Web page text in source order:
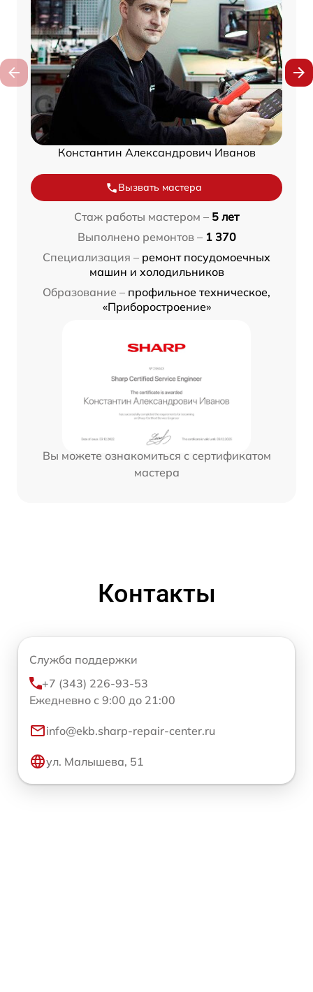
Константин Александрович Иванов
Вызвать мастера
Стаж работы мастером – 5 лет
Выполнено ремонтов – 1 370
Специализация – ремонт посудомоечных
машин и холодильников
Образование – профильное техническое,
«Приборостроение»
Вы можете ознакомиться с сертификатом
мастера
Контакты
Служба поддержки
+7 (343) 226-93-53
Ежедневно с 9:00 до 21:00
info@ekb.sharp-repair-center.ru
ул. Малышева, 51